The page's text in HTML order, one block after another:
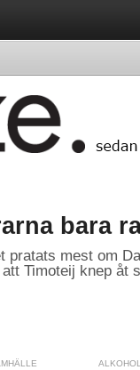
bara
pratats mest om
Timoteij knep åt